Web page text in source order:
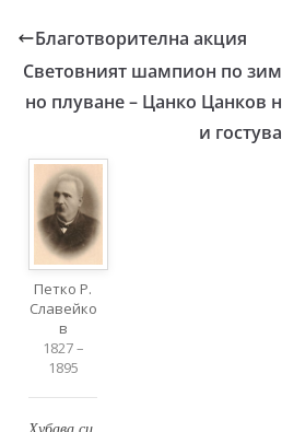
Благотворителна акция
Световният шампион по зим
но плуване – Цанко Цанков н
и гостува
Петко Р.
Славейко
в
1827 –
1895